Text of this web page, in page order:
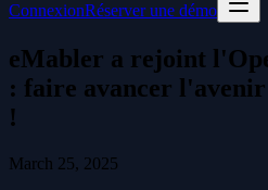
ConnexionRéserver une démo
eMabler a rejoint
: faire avancer
!
March 25, 2025